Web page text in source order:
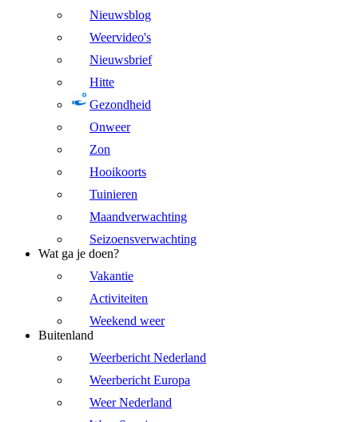
Nieuwsblog
Weervideo's
Nieuwsbrief
Hitte
Gezondheid
Onweer
Zon
Hooikoorts
Tuinieren
Maandverwachting
Seizoensverwachting
Wat ga je doen?
Vakantie
Activiteiten
Weekend weer
Buitenland
Weerbericht Nederland
Weerbericht Europa
Weer Nederland